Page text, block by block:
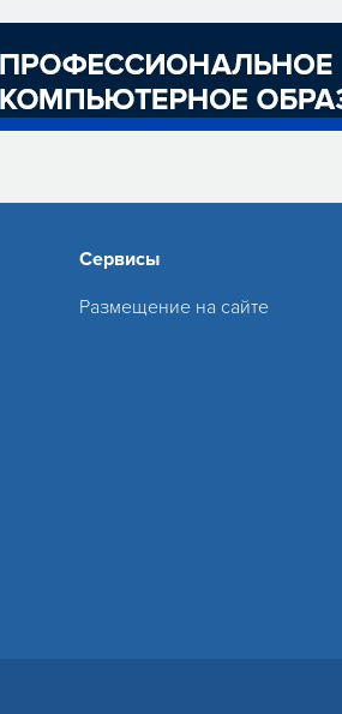
Сервисы
Размещение на сайте